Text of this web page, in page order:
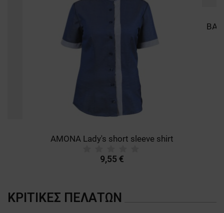
AMONA Lady's short sleeve shirt
9,55 €
ΚΡΙΤΙΚΈΣ ΠΕΛΑΤΏΝ